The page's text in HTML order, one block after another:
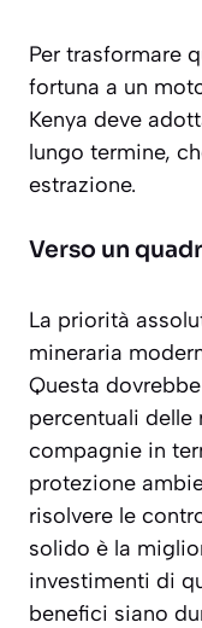
Per trasformare
fortuna a un
Kenya deve
lungo termine,
estrazione.
Verso un
La priorità
mineraria
Questa
percentuali
compagnie in
protezione
risolvere le
solido è la
investimenti di
benefici siano